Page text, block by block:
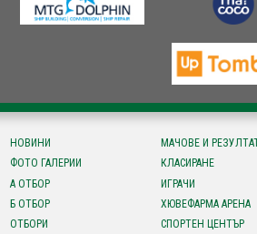
НОВИНИ
ФОТО ГАЛЕРИИ
А ОТБОР
Б ОТБОР
ОТБОРИ
МАЧОВЕ И
КЛАСИРАНЕ
ИГРАЧИ
ХЮВЕФАРМА АРЕНА
СПОРТЕН ЦЕНТЪР